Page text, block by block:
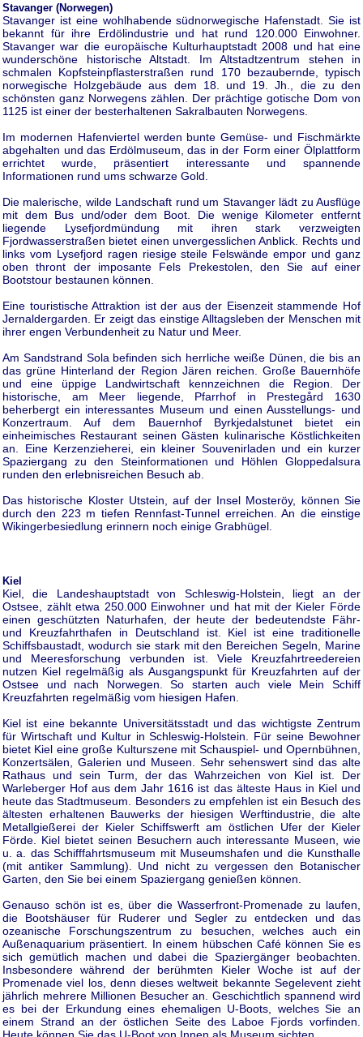
Stavanger (Norwegen)
Stavanger ist eine wohlhabende südnorwegische Hafenstadt. Sie ist
bekannt für ihre Erdölindustrie und hat rund 120.000 Einwohner.
Stavanger war die europäische Kulturhauptstadt 2008 und hat eine
wunderschöne historische Altstadt. Im Altstadtzentrum stehen in
schmalen Kopfsteinpflasterstraßen rund 170 bezaubernde, typisch
norwegische Holzgebäude aus dem 18. und 19. Jh., die zu den
schönsten ganz Norwegens zählen. Der prächtige gotische Dom von
1125 ist einer der besterhaltenen Sakralbauten Norwegens.
Im modernen Hafenviertel werden bunte Gemüse- und Fischmärkte
abgehalten und das Erdölmuseum, das in der Form einer Ölplattform
errichtet wurde, präsentiert interessante und spannende
Informationen rund ums schwarze Gold.
Die malerische, wilde Landschaft rund um Stavanger lädt zu Ausflüge
mit dem Bus und/oder dem Boot. Die wenige Kilometer entfernt
liegende Lysefjordmündung mit ihren stark verzweigten
Fjordwasserstraßen bietet einen unvergesslichen Anblick. Rechts und
links vom Lysefjord ragen riesige steile Felswände empor und ganz
oben thront der imposante Fels Prekestolen, den Sie auf einer
Bootstour bestaunen können.
Eine touristische Attraktion ist der aus der Eisenzeit stammende Hof
Jernaldergarden. Er zeigt das einstige Alltagsleben der Menschen mit
ihrer engen Verbundenheit zu Natur und Meer.
Am Sandstrand Sola befinden sich herrliche weiße Dünen, die bis an
das grüne Hinterland der Region Jären reichen. Große Bauernhöfe
und eine üppige Landwirtschaft kennzeichnen die Region. Der
historische, am Meer liegende, Pfarrhof in Prestegård 1630
beherbergt ein interessantes Museum und einen Ausstellungs- und
Konzertraum. Auf dem Bauernhof Byrkjedalstunet bietet ein
einheimisches Restaurant seinen Gästen kulinarische Köstlichkeiten
an. Eine Kerzenzieherei, ein kleiner Souvenirladen und ein kurzer
Spaziergang zu den Steinformationen und Höhlen Gloppedalsura
runden den erlebnisreichen Besuch ab.
Das historische Kloster Utstein, auf der Insel Mosteröy, können Sie
durch den 223 m tiefen Rennfast-Tunnel erreichen. An die einstige
Wikingerbesiedlung erinnern noch einige Grabhügel.
Kiel
Kiel, die Landeshauptstadt von Schleswig-Holstein, liegt an der
Ostsee, zählt etwa 250.000 Einwohner und hat mit der Kieler Förde
einen geschützten Naturhafen, der heute der bedeutendste Fähr-
und Kreuzfahrthafen in Deutschland ist. Kiel ist eine traditionelle
Schiffsbaustadt, wodurch sie stark mit den Bereichen Segeln, Marine
und Meeresforschung verbunden ist. Viele Kreuzfahrtreedereien
nutzen Kiel regelmäßig als Ausgangspunkt für Kreuzfahrten auf der
Ostsee und nach Norwegen. So starten auch viele Mein Schiff
Kreuzfahrten regelmäßig vom hiesigen Hafen.
Kiel ist eine bekannte Universitätsstadt und das wichtigste Zentrum
für Wirtschaft und Kultur in Schleswig-Holstein. Für seine Bewohner
bietet Kiel eine große Kulturszene mit Schauspiel- und Opernbühnen,
Konzertsälen, Galerien und Museen. Sehr sehenswert sind das alte
Rathaus und sein Turm, der das Wahrzeichen von Kiel ist. Der
Warleberger Hof aus dem Jahr 1616 ist das älteste Haus in Kiel und
heute das Stadtmuseum. Besonders zu empfehlen ist ein Besuch des
ältesten erhaltenen Bauwerks der hiesigen Werftindustrie, die alte
Metallgießerei der Kieler Schiffswerft am östlichen Ufer der Kieler
Förde. Kiel bietet seinen Besuchern auch interessante Museen, wie
u. a. das Schifffahrtsmuseum mit Museumshafen und die Kunsthalle
(mit antiker Sammlung). Und nicht zu vergessen den Botanischer
Garten, den Sie bei einem Spaziergang genießen können.
Genauso schön ist es, über die Wasserfront-Promenade zu laufen,
die Bootshäuser für Ruderer und Segler zu entdecken und das
ozeanische Forschungszentrum zu besuchen, welches auch ein
Außenaquarium präsentiert. In einem hübschen Café können Sie es
sich gemütlich machen und dabei die Spaziergänger beobachten.
Insbesondere während der berühmten Kieler Woche ist auf der
Promenade viel los, denn dieses weltweit bekannte Segelevent zieht
jährlich mehrere Millionen Besucher an. Geschichtlich spannend wird
es bei der Erkundung eines ehemaligen U-Boots, welches Sie an
einem Strand an der östlichen Seite des Laboe Fjords vorfinden.
Heute können Sie das U-Boot von Innen als Museum sichten.